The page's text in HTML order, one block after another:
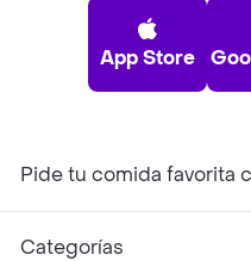
App Store
Pide tu comida favorita
Categorías